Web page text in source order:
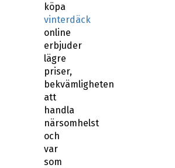
köpa
vinterdäck
online
erbjuder
lägre
priser,
bekvämligheten
att
handla
närsomhelst
och
var
som